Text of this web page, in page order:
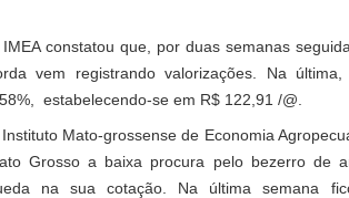
constatou que, por duas semanas
vem registrando valorizações. Na
estabelecendo-se em R$ 122,91 /@.
Mato-grossense de Economia
Grosso a baixa procura pelo bezerro de
na sua cotação. Na última semana